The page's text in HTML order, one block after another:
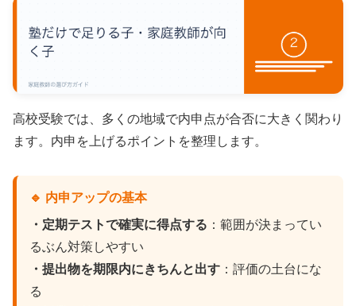
高校受験では、多くの地域で内申点が合否に大きく関わり
ます。内申を上げるポイントを整理します。
🔹 内申アップの基本
・定期テストで確実に得点する ：範囲が決まってい
るぶん対策しやすい
・提出物を期限内にきちんと出す ：評価の土台にな
る